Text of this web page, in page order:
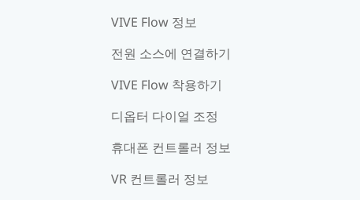
VIVE Flow 정보
전원 소스에 연결하기
VIVE Flow 착용하기
디옵터 다이얼 조정
휴대폰 컨트롤러 정보
VR 컨트롤러 정보